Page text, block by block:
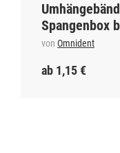
Spangenbox
von Omnident
ab 1,15 €